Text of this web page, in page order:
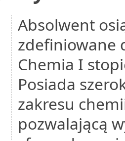
Absolwent
zdefiniowane
Chemia I
Posiada
zakresu
pozwalającą